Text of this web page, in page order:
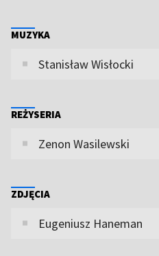
MUZYKA
Stanisław Wisłocki
REŻYSERIA
Zenon Wasilewski
ZDJĘCIA
Eugeniusz Haneman